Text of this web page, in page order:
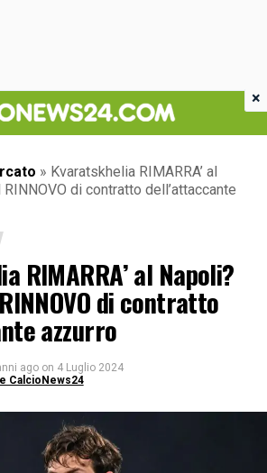
» Kvaratskhelia RIMARRA’ al
di contratto dell’attaccante
RIMARRA’ al Napoli?
di contratto
azzurro
ago on 4 Luglio 2024
CalcioNews24
×